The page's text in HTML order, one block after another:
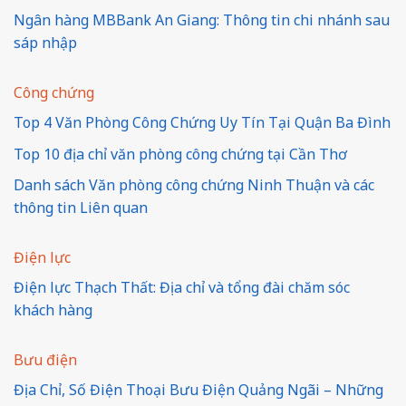
Ngân hàng MBBank An Giang: Thông tin chi nhánh sau
sáp nhập
Công chứng
Top 4 Văn Phòng Công Chứng Uy Tín Tại Quận Ba Đình
Top 10 địa chỉ văn phòng công chứng tại Cần Thơ
Danh sách Văn phòng công chứng Ninh Thuận và các
thông tin Liên quan
Điện lực
Điện lực Thạch Thất: Địa chỉ và tổng đài chăm sóc
khách hàng
Bưu điện
Địa Chỉ, Số Điện Thoại Bưu Điện Quảng Ngãi – Những